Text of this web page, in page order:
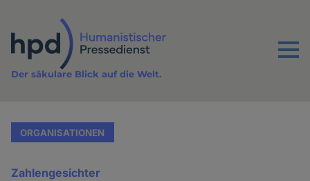
Inhalt
Menu
Der säkulare Blick auf die Welt.
ORGANISATIONEN
Zahlengesichter